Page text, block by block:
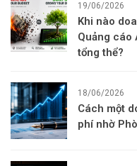
19/06/2026
Khi nào
Quảng cáo
tổng thể?
18/06/2026
Cách một
phí nhờ